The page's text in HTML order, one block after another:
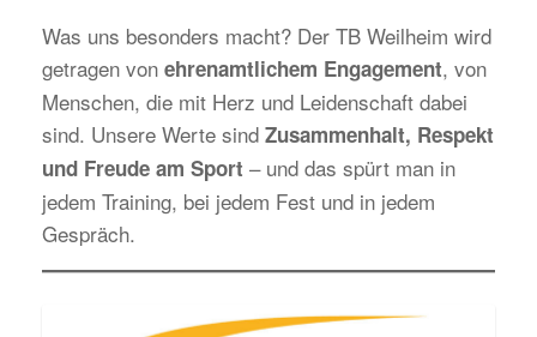
Was uns besonders macht? Der TB Weilheim wird
getragen von ehrenamtlichem Engagement, von
Menschen, die mit Herz und Leidenschaft dabei
sind. Unsere Werte sind Zusammenhalt, Respekt
und Freude am Sport – und das spürt man in
jedem Training, bei jedem Fest und in jedem
Gespräch.